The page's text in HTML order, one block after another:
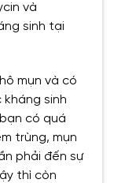
và
sinh tại
mụn và có
sinh
có quá
trùng, mụn
phải đến sự
thì còn